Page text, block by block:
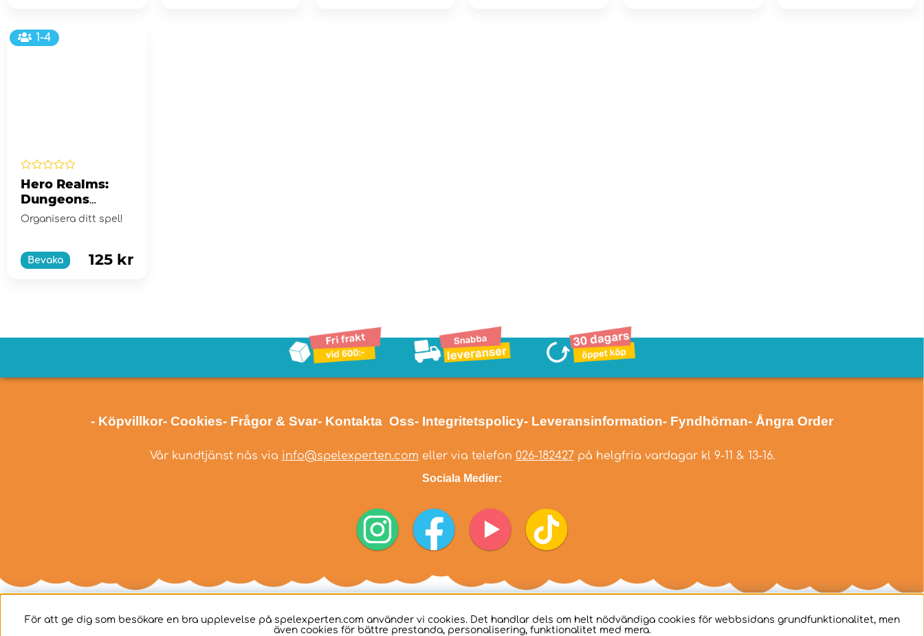
1-4
Hero Realms:
Dungeons
Dividers (Exp.)
Organisera ditt spel!
Bevaka 125 kr
- Köpvillkor- Cookies- Frågor & Svar- Kontakta Oss- Integritetspolicy- Leveransinformation- Fyndhörnan- Ångra Order
Vår kundtjänst nås via info@spelexperten.com eller via telefon 026-182427 på helgfria vardagar kl 9-11 & 13-16.
Sociala Medier:
För att ge dig som besökare en bra upplevelse på spelexperten.com använder vi cookies. Det handlar dels om helt nödvändiga cookies för webbsidans grundfunktionalitet, men
även cookies för bättre prestanda, personalisering, funktionalitet med mera.